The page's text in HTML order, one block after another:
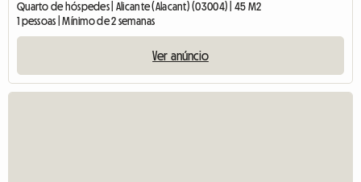
Quarto de hóspedes | Alicante (Alacant) (03004) | 45 M2
1 pessoas | Mínimo de 2 semanas
Ver anúncio